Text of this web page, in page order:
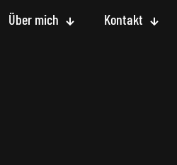
Über mich Kontakt